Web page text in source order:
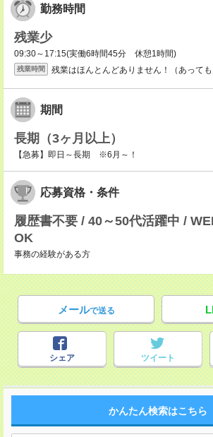
勤務時間
残業少
09:30～17:15(実働6時間45分 休憩1時間)
残業時間 残業はほんとんどありません！（あっても
期間
長期（3ヶ月以上）
【急募】即日～長期 ※6月～！
応募資格・条件
履歴書不要 / 40～50代活躍中 /
OK
事務の経験がある方
メールで送る
シェア ツイート
かんたん検索はこちら